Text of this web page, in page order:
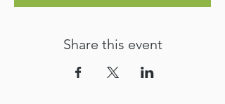
Share this event